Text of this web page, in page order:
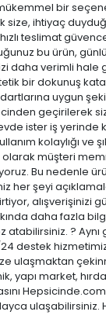
bir
size, ihtiyaç
teslimat
bu ürün,
daha verimli hale
bir dokunuş
uygun
geçirilerek
evde ister iş
kolaylığı ve
müşteri
Bu nedenle
her şeyi
alışverişinizi
daha fazla
? Aynı
destek hizmetimiz
ulaşmaktan
yapı market,